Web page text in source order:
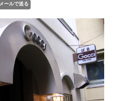
メールで送る